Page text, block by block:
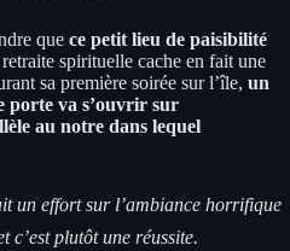
que ce petit lieu de paisibilité
spirituelle cache en fait une
sa première soirée sur l’île, un
porte va s’ouvrir sur
au notre dans lequel
un effort sur l’ambiance horrifique
c’est plutôt une réussite.